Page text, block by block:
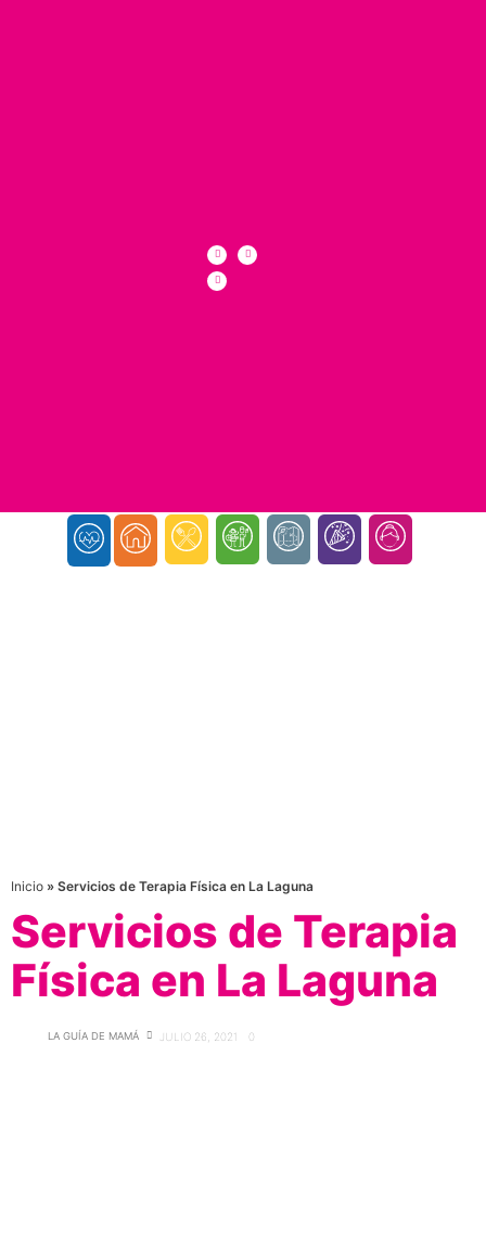
Inicio » Servicios de Terapia Física en La Laguna
Servicios de Terapia
Física en La Laguna
LA GUÍA DE MAMÁ JULIO 26, 2021 0